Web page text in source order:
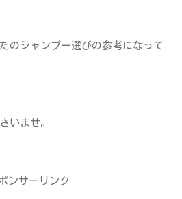
のシャンプー選びの参考になって
いませ。
ンサーリンク